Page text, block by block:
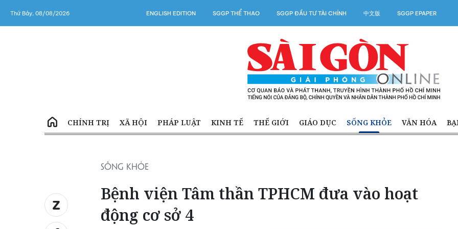
Thứ Bảy, 08/08/2026 ENGLISH EDITION SGGP THỂ THAO SGGP ĐẦU TƯ TÀI CHÍNH 中文版 SGGP EPAPER
CHÍNH TRỊ XÃ HỘI PHÁP LUẬT KINH TẾ THẾ GIỚI GIÁO DỤC SỐNG KHỎE VĂN HÓA
SỐNG KHỎE
Bệnh viện Tâm thần TPHCM đưa vào hoạt
động cơ sở 4